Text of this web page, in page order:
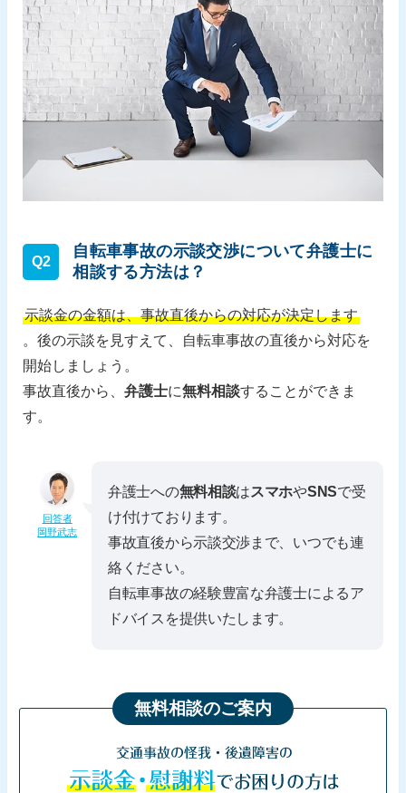
Q2
自転車事故の示談交渉について弁護士に
相談する方法は？
示談金の金額は、事故直後からの対応が決定します
。後の示談を見すえて、自転車事故の直後から対応を
開始しましょう。
事故直後から、弁護士に無料相談することができま
す。
回答者
岡野武志
弁護士への無料相談はスマホやSNSで受
け付けております。
事故直後から示談交渉まで、いつでも連
絡ください。
自転車事故の経験豊富な弁護士によるア
ドバイスを提供いたします。
無料相談のご案内
交通事故の怪我・後遺障害の
示談金・慰謝料でお困りの方は